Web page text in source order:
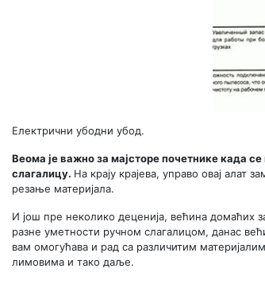
Електрични убодни убод.
Веома је важно за мајсторе почетнике када
слагалицу. На крају крајева, управо овај алат
резање материјала.
И још пре неколико деценија, већина домаћих
разне уметности ручном слагалицом, данас
вам омогућава и рад са различитим
лимовима и тако даље.